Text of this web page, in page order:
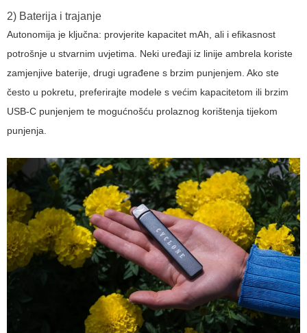
2) Baterija i trajanje
Autonomija je ključna: provjerite kapacitet mAh, ali i efikasnost
potrošnje u stvarnim uvjetima. Neki uređaji iz linije ambrela koriste
zamjenjive baterije, drugi ugrađene s brzim punjenjem. Ako ste
često u pokretu, preferirajte modele s većim kapacitetom ili brzim
USB-C punjenjem te mogućnošću prolaznog korištenja tijekom
punjenja.